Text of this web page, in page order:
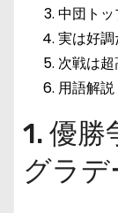
中団ト
実は好
次戦は
用語解説
1. 優
グラデ